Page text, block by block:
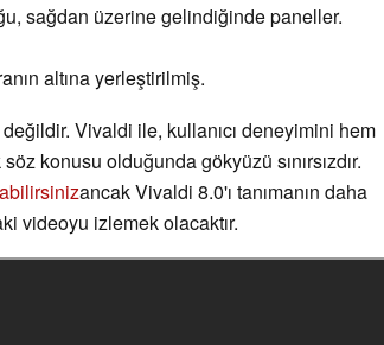
sağdan üzerine gelindiğinde paneller.
altına yerleştirilmiş.
Vivaldi ile, kullanıcı deneyimini hem
konusu olduğunda gökyüzü sınırsızdır.
ancak Vivaldi 8.0'ı tanımanın daha
videoyu izlemek olacaktır.